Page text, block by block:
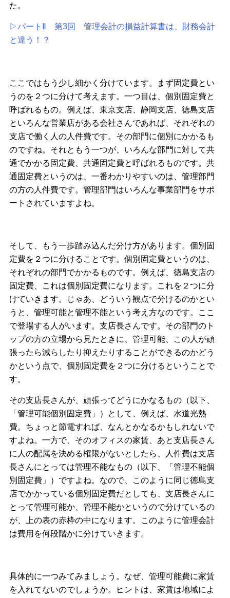
た。
▷パートⅡ 第3回 管理会計の損益計算書は、財務会計
と違う！？
ここではもう少し細かく分けています。まず固定費とい
うのを２つに分けて考えます。一つ目は、個別固定費と
呼ばれるもの。例えば、東京支店、静岡支店、徳島支店
といろんな営業店がある会社さんであれば、それぞれの
支店で働く人の人件費です。その部門に個別にかかるも
のですね。それともう一つが、いろんな部門に対して共
通でかかる固定費、共通固定費と呼ばれるものです。共
通固定費というのは、一番わかりやすいのは、管理部門
の方の人件費です。管理部門はいろんな事業部門をサポ
ートされていますよね。
そして、もう一歩踏み込んだ分け方があります。個別固
定費を２つに分けることです。個別固定費というのは、
それぞれの部門でかかるものです。例えば、徳島支店の
固定費、これは個別固定費になります。これを２つに分
けていきます。じゃあ、どういう観点で分けるのかとい
うと、管理可能と管理不能という考え方なのです。ここ
で登場する人がいます。支店長さんです。その部門のト
ップの方の立場から見たときに、管理可能、この人が頑
張ったら減らしたり抑えたりすることができるのかどう
かという点で、個別固定費を２つに分けるということで
す。
その支店長さんが、頑張ってどうにかなるもの（以下、
「管理可能個別固定費」）として、例えば、水道光熱
費。ちょっと節電すれば、なんとかなるかもしれないで
すよね。一方で、そのオフィスの家賃、あと支店長さん
に人の配属を決める権限がないとしたら、人件費は支店
長さんにとっては管理不能なもの（以下、「管理不能個
別固定費」）ですよね。なので、このように同じ徳島支
店でかかっている個別固定費だとしても、支店長さんに
とって管理可能か、管理不能かというので分けているの
が、上の表の赤枠の中になります。このように管理会計
は費用を何段階かに分けていきます。
具体的に一つみてみましょう。なぜ、管理可能費に家賃
を入れてないのでしょうか。ヒントは、家賃は地域によ